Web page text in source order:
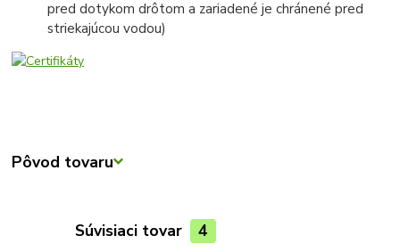
pred dotykom drôtom a zariadené je chránené pred
striekajúcou vodou)
Pôvod tovaru
Súvisiaci tovar 4